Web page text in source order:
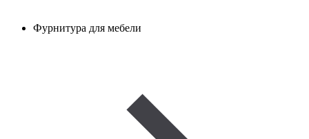
Фурнитура для мебели